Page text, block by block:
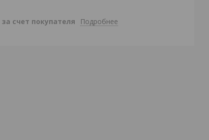
за счет покупателя Подробнее